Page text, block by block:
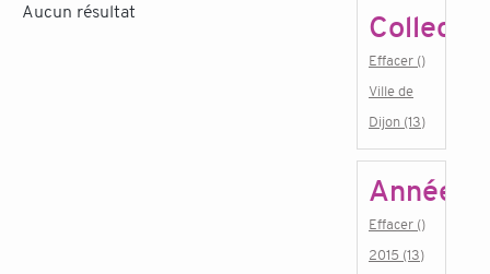
Aucun résultat
Effacer ()
Ville de
Dijon (13)
Année
Effacer ()
2015 (13)